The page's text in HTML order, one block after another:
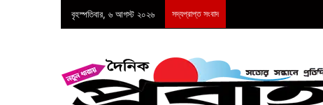
বৃহস্পতিবার, ৬ আগস্ট ২০২৬ সদ্যপ্রাপ্ত সংবাদ